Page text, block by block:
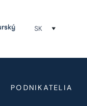
SK
PODNIKATELIA